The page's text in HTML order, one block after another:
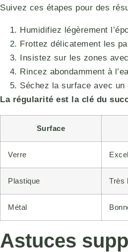
Suivez ces étapes pour des
Humidifiez légèrement
Frottez délicatement les
Insistez sur les zones
Rincez abondamment à
Séchez la surface avec
La régularité est la clé du
Surface
Verre
Plastique Très
Métal
Astuces